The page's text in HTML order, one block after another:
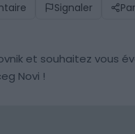
Signaler
et souhaitez vous
Novi !